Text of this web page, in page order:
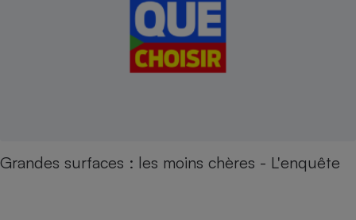
Grandes surfaces : les moins chères - L'enquête